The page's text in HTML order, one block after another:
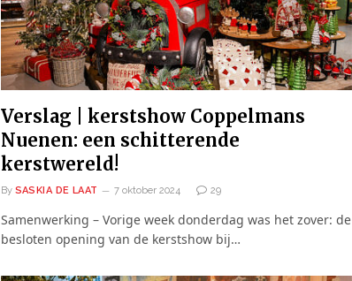
Verslag | kerstshow Coppelmans
Nuenen: een schitterende
kerstwereld!
By SASKIA DE LAAT 7 oktober 2024 29
Samenwerking – Vorige week donderdag was het zover: de
besloten opening van de kerstshow bij…